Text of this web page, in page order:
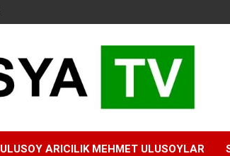
ULUSOY ARICILIK MEHMET ULUSOYLAR